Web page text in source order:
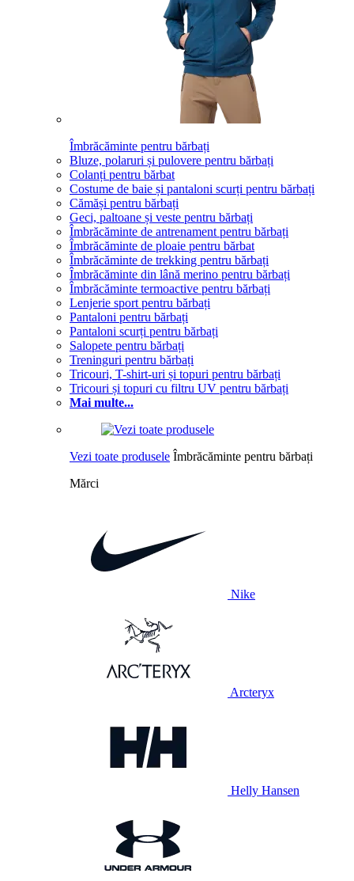
Îmbrăcăminte pentru bărbați
Bluze, polaruri și pulovere pentru bărbați
Colanți pentru bărbat
Costume de baie și pantaloni scurți pentru bărbați
Cămăși pentru bărbați
Geci, paltoane și veste pentru bărbați
Îmbrăcăminte de antrenament pentru bărbați
Îmbrăcăminte de ploaie pentru bărbat
Îmbrăcăminte de trekking pentru bărbați
Îmbrăcăminte din lână merino pentru bărbați
Îmbrăcăminte termoactive pentru bărbați
Lenjerie sport pentru bărbați
Pantaloni pentru bărbați
Pantaloni scurți pentru bărbați
Salopete pentru bărbați
Treninguri pentru bărbați
Tricouri, T-shirt-uri și topuri pentru bărbați
Tricouri și topuri cu filtru UV pentru bărbați
Mai multe...
Vezi toate produsele Îmbrăcăminte pentru bărbați
Mărci
Nike
Arcteryx
Helly Hansen